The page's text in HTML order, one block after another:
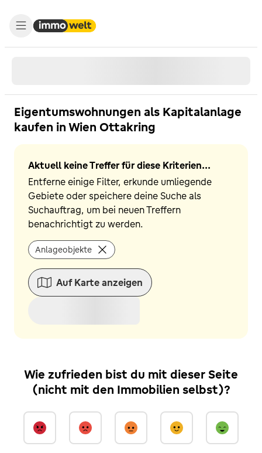
Eigentumswohnungen als Kapitalanlage
kaufen in Wien Ottakring
Aktuell keine Treffer für diese Kriterien...
Entferne einige Filter, erkunde umliegende
Gebiete oder speichere deine Suche als
Suchauftrag, um bei neuen Treffern
benachrichtigt zu werden.
Anlageobjekte
Auf Karte anzeigen
Wie zufrieden bist du mit dieser Seite
(nicht mit den Immobilien selbst)?